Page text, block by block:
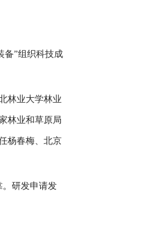
备”组织科技成
林业大学林业
林业和草原局
杨春梅、北京
。研发申请发